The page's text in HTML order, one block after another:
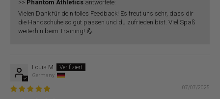
>> Phantom Athletics antwortete:
Vielen Dank für dein tolles Feedback! Es freut uns sehr, dass dir
die Handschuhe so gut passen und du zufrieden bist. Viel Spaß
weiterhin beim Training! 💪
Louis M.
Germany
07/07/2025